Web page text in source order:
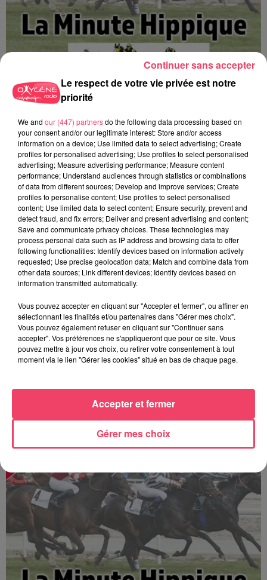
La minute Hippique - 08 08 2026
Sillé-le-Guillaume : une journée de courses au cœur de la forêt
Le respect de votre vie privée est notre
priorité
We and our (447) partnersdo the following data processing based on
your consent and/or our legitimate interest: Store and/or access
information on a device; Use limited data to select advertising; Create
profiles for personalised advertising; Use profiles to select personalised
advertising; Measure advertising performance; Measure content
performance; Understand audiences through statistics or combinations
of data from different sources; Develop and improve services; Create
profiles to personalise content; Use profiles to select personalised
content; Use limited data to select content; Ensure security, prevent and
detect fraud, and fix errors; Deliver and present advertising and content;
Save and communicate privacy choices. These technologies may
process personal data such as IP address and browsing data to offer
following functionalities: Identify devices based on information actively
requested; Use precise geolocation data; Match and combine data from
other data sources; Link different devices; Identify devices based on
information transmitted automatically.
Vous pouvez accepter en cliquant sur "Accepter et fermer", ou affiner en
sélectionnant les finalités et/ou partenaires dans "Gérer mes choix".
Vous pouvez également refuser en cliquant sur "Continuer sans
accepter". Vos préférences ne s'appliqueront que pour ce site. Vous
pouvez mettre à jour vos choix, ou retirer votre consentement à tout
moment via le lien "Gérer les cookies" situé en bas de chaque page.
Gérer mes choix
Accepter et fermer
Continuer sans accepter